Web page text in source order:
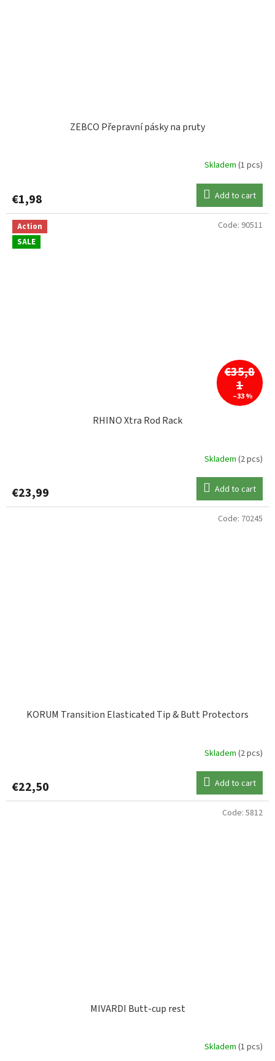
ZEBCO Přepravní pásky na pruty
Skladem (1 pcs)
€1,98 Add to cart
Action
SALE
€35,8
1
–33 %
RHINO Xtra Rod Rack
Skladem (2 pcs)
€23,99 Add to cart
Code: 90511
KORUM Transition Elasticated Tip & Butt Protectors
Skladem (2 pcs)
€22,50 Add to cart
Code: 70245
MIVARDI Butt-cup rest
Skladem (1 pcs)
Code: 5812